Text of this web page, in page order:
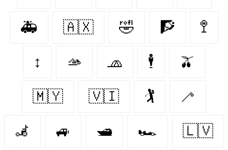
🚑 🇦🇽 🤣 🧗 🚏
↕ 🫴 🧢 🕴 🫒
🇲🇾 🇻🇮 🏌 🦯
🦼 🚙 🛥️ 🏎️ 🇱🇻